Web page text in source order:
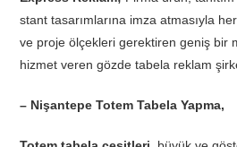
stant tasarımlarına imza atmasıyla
ve proje ölçekleri gerektiren geniş bir
hizmet veren gözde tabela reklam
– Nişantepe Totem Tabela Yapma,